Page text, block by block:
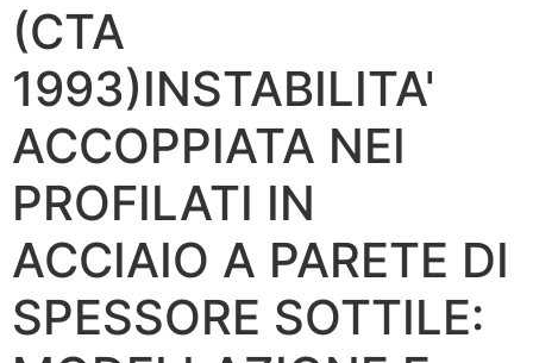
(CTA
1993)INSTABILITA'
ACCOPPIATA NEI
PROFILATI IN
ACCIAIO A PARETE DI
SPESSORE SOTTILE: